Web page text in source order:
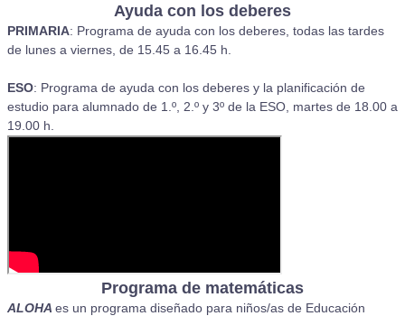
Ayuda con los deberes
PRIMARIA: Programa de ayuda con los deberes, todas las tardes
de lunes a viernes, de 15.45 a 16.45 h.​
ESO: Programa de ayuda con los deberes y la planificación de
estudio para alumnado de 1.º, 2.º y 3º de la ESO, martes de 18.00 a
19.00 h.
Programa de matemáticas
ALOHA es un programa diseñado para niños/as de Educación